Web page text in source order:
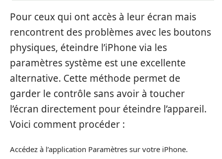
Pour ceux qui ont accès à leur écran mais
rencontrent des problèmes avec les boutons
physiques, éteindre l’iPhone via les
paramètres système est une excellente
alternative. Cette méthode permet de
garder le contrôle sans avoir à toucher
l’écran directement pour éteindre l’appareil.
Voici comment procéder :
Accédez à l’application Paramètres sur votre iPhone.